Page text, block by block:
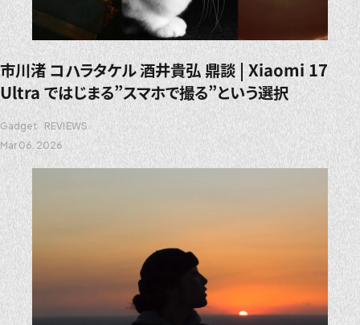
市川渚 コハラタケル 酒井貴弘 鼎談 | Xiaomi 17
Ultra ではじまる”スマホで撮る”という選択
Gadget
REVIEWS
Mar 06. 2026